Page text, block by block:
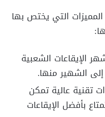
التي يختص بها
الإيقاعات الشعبية
إلى الشهير منها.
تقنية عالية تمكن
بأفضل الإيقاعات